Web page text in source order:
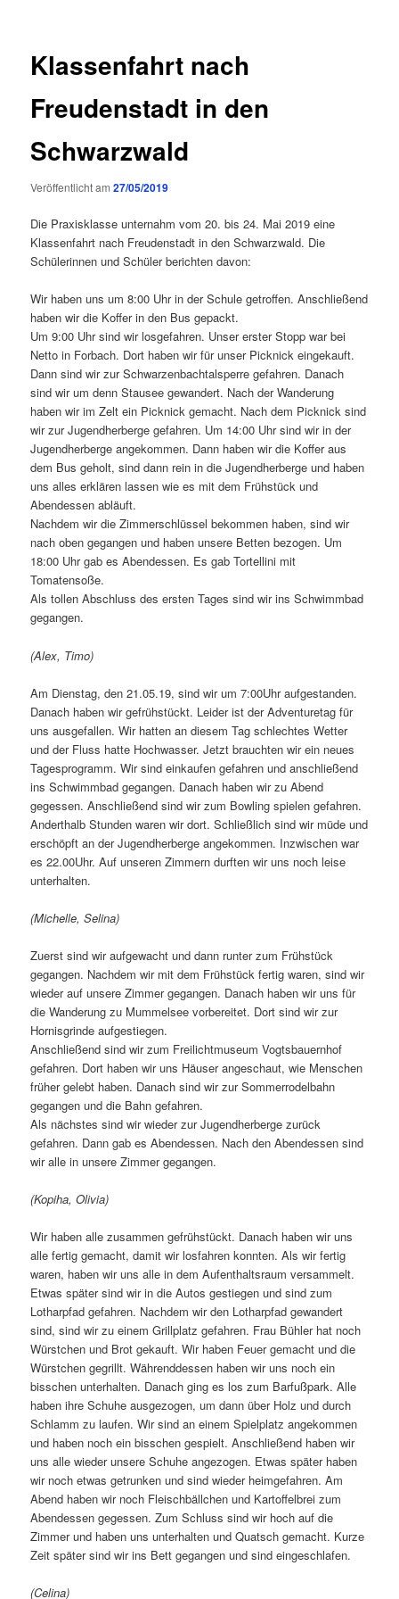
Klassenfahrt nach
Freudenstadt in den
Schwarzwald
Veröffentlicht am27/05/2019
Die Praxisklasse unternahm vom 20. bis 24. Mai 2019 eine
Klassenfahrt nach Freudenstadt in den Schwarzwald. Die
Schülerinnen und Schüler berichten davon:
Wir haben uns um 8:00 Uhr in der Schule getroffen. Anschließend
haben wir die Koffer in den Bus gepackt.
Um 9:00 Uhr sind wir losgefahren. Unser erster Stopp war bei
Netto in Forbach. Dort haben wir für unser Picknick eingekauft.
Dann sind wir zur Schwarzenbachtalsperre gefahren. Danach
sind wir um denn Stausee gewandert. Nach der Wanderung
haben wir im Zelt ein Picknick gemacht. Nach dem Picknick sind
wir zur Jugendherberge gefahren. Um 14:00 Uhr sind wir in der
Jugendherberge angekommen. Dann haben wir die Koffer aus
dem Bus geholt, sind dann rein in die Jugendherberge und haben
uns alles erklären lassen wie es mit dem Frühstück und
Abendessen abläuft.
Nachdem wir die Zimmerschlüssel bekommen haben, sind wir
nach oben gegangen und haben unsere Betten bezogen. Um
18:00 Uhr gab es Abendessen. Es gab Tortellini mit
Tomatensoße.
Als tollen Abschluss des ersten Tages sind wir ins Schwimmbad
gegangen.
(Alex, Timo)
Am Dienstag, den 21.05.19, sind wir um 7:00Uhr aufgestanden.
Danach haben wir gefrühstückt. Leider ist der Adventuretag für
uns ausgefallen. Wir hatten an diesem Tag schlechtes Wetter
und der Fluss hatte Hochwasser. Jetzt brauchten wir ein neues
Tagesprogramm. Wir sind einkaufen gefahren und anschließend
ins Schwimmbad gegangen. Danach haben wir zu Abend
gegessen. Anschließend sind wir zum Bowling spielen gefahren.
Anderthalb Stunden waren wir dort. Schließlich sind wir müde und
erschöpft an der Jugendherberge angekommen. Inzwischen war
es 22.00Uhr. Auf unseren Zimmern durften wir uns noch leise
unterhalten.
(Michelle, Selina)
Zuerst sind wir aufgewacht und dann runter zum Frühstück
gegangen. Nachdem wir mit dem Frühstück fertig waren, sind wir
wieder auf unsere Zimmer gegangen. Danach haben wir uns für
die Wanderung zu Mummelsee vorbereitet. Dort sind wir zur
Hornisgrinde aufgestiegen.
Anschließend sind wir zum Freilichtmuseum Vogtsbauernhof
gefahren. Dort haben wir uns Häuser angeschaut, wie Menschen
früher gelebt haben. Danach sind wir zur Sommerrodelbahn
gegangen und die Bahn gefahren.
Als nächstes sind wir wieder zur Jugendherberge zurück
gefahren. Dann gab es Abendessen. Nach den Abendessen sind
wir alle in unsere Zimmer gegangen.
(Kopiha, Olivia)
Wir haben alle zusammen gefrühstückt. Danach haben wir uns
alle fertig gemacht, damit wir losfahren konnten. Als wir fertig
waren, haben wir uns alle in dem Aufenthaltsraum versammelt.
Etwas später sind wir in die Autos gestiegen und sind zum
Lotharpfad gefahren. Nachdem wir den Lotharpfad gewandert
sind, sind wir zu einem Grillplatz gefahren. Frau Bühler hat noch
Würstchen und Brot gekauft. Wir haben Feuer gemacht und die
Würstchen gegrillt. Währenddessen haben wir uns noch ein
bisschen unterhalten. Danach ging es los zum Barfußpark. Alle
haben ihre Schuhe ausgezogen, um dann über Holz und durch
Schlamm zu laufen. Wir sind an einem Spielplatz angekommen
und haben noch ein bisschen gespielt. Anschließend haben wir
uns alle wieder unsere Schuhe angezogen. Etwas später haben
wir noch etwas getrunken und sind wieder heimgefahren. Am
Abend haben wir noch Fleischbällchen und Kartoffelbrei zum
Abendessen gegessen. Zum Schluss sind wir hoch auf die
Zimmer und haben uns unterhalten und Quatsch gemacht. Kurze
Zeit später sind wir ins Bett gegangen und sind eingeschlafen.
(Celina)